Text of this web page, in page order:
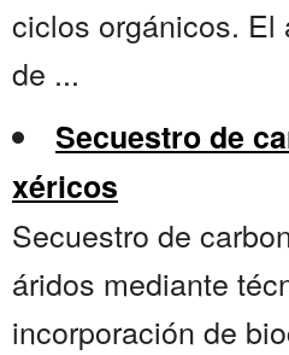
ciclos orgánicos. El
de ...
Secuestro de
xéricos
Secuestro de
áridos mediante
incorporación de